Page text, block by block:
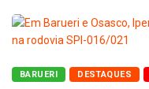
BARUERI DESTAQUES